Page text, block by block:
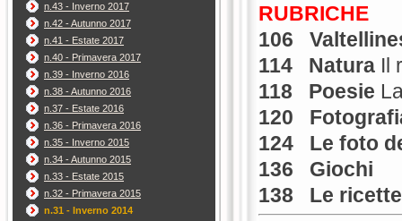
n.43 - Inverno 2017
n.42 - Autunno 2017
n.41 - Estate 2017
n.40 - Primavera 2017
n.39 - Inverno 2016
n.38 - Autunno 2016
n.37 - Estate 2016
n.36 - Primavera 2016
n.35 - Inverno 2015
n.34 - Autunno 2015
n.33 - Estate 2015
n.32 - Primavera 2015
n.31 - Inverno 2014
RUBRICHE
106
114
Natura Il
118 Poesie
120
124
Le foto
136
Giochi
138
Le